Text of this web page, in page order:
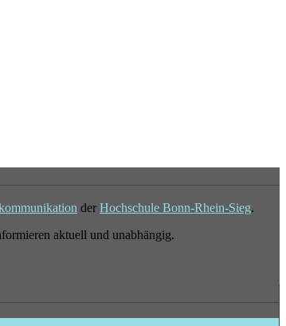
der Hochschule Bonn-Rhein-Sieg.
aktuell und unabhängig.